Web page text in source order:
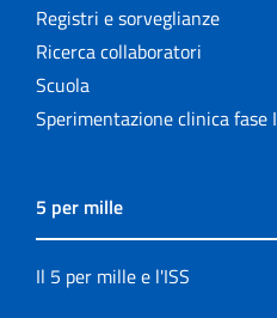
Registri e sorveglianze
Ricerca collaboratori
Scuola
Sperimentazione clinica fase I
5 per mille
Il 5 per mille e l'ISS